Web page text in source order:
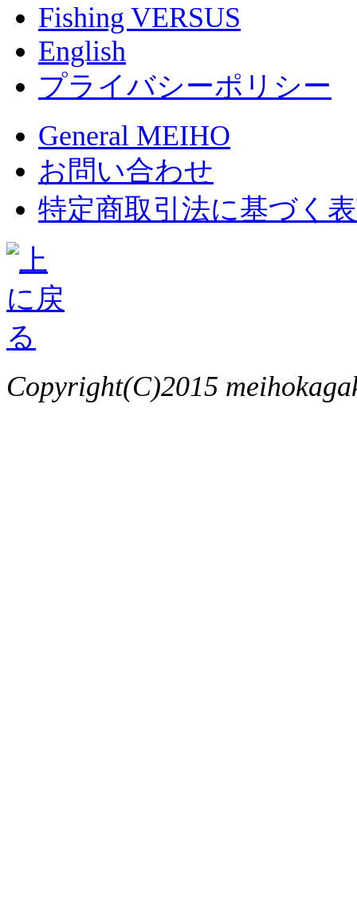
Fishing VERSUS
English
プライバシーポリシー
General MEIHO
お問い合わせ
特定商取引法に基づく
Copyright(C)2015